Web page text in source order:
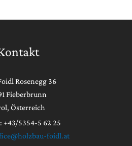
Rosenegg 36
Fieberbrunn
Österreich
+43/5354-5 62 25
foidl.at